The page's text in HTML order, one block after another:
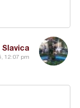
Slavica
12:07 pm